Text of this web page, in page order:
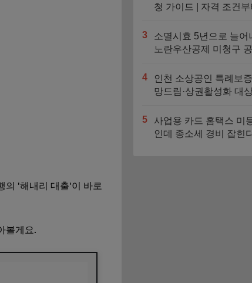
의 '해내리 대출'이 바로
볼게요.
청 가이드 | 자격 조건
3
소멸시효 5년으로 늘어
노란우산공제 미청구
4
인천 소상공인 특례보
망드림·상권활성화 대
5
사업용 카드 홈택스 미
인데 종소세 경비 잡힌